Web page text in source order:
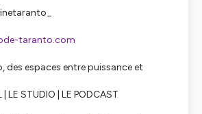
taranto.com
des espaces entre puissance et
| LE STUDIO | LE PODCAST